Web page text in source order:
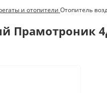
и отопители Отопитель